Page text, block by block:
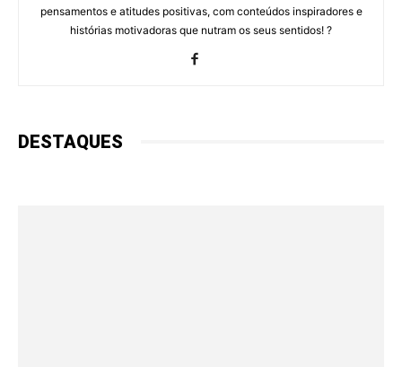
pensamentos e atitudes positivas, com conteúdos inspiradores e
histórias motivadoras que nutram os seus sentidos! ?
DESTAQUES